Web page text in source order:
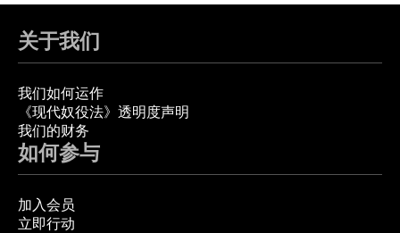
关于我们
我们如何运作
《现代奴役法》透明度声明
我们的财务
如何参与
加入会员
立即行动